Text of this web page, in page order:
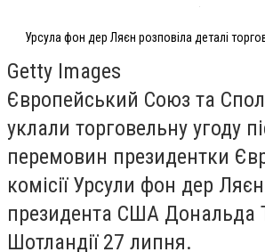
Урсула фон дер Ляєн розповіла деталі
Getty Images
Європейський Союз та
уклали торговельну угоду
перемовин президентки
комісії Урсули фон дер
президента США Дональда
Шотландії 27 липня.